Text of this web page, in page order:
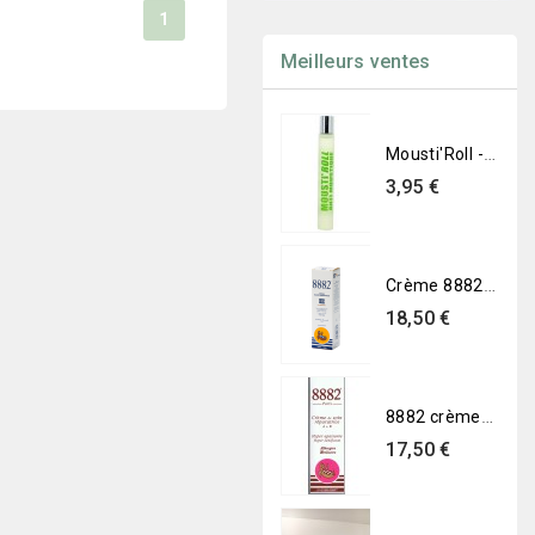
Savon Gemme - Marbre Savon Gemme -
1
Meilleurs ventes
Prix
3,95 €
Prix
18,50 €
Prix
17,50 €